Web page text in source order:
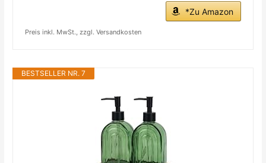
*Zu Amazon
Preis inkl. MwSt., zzgl. Versandkosten
BESTSELLER NR. 7